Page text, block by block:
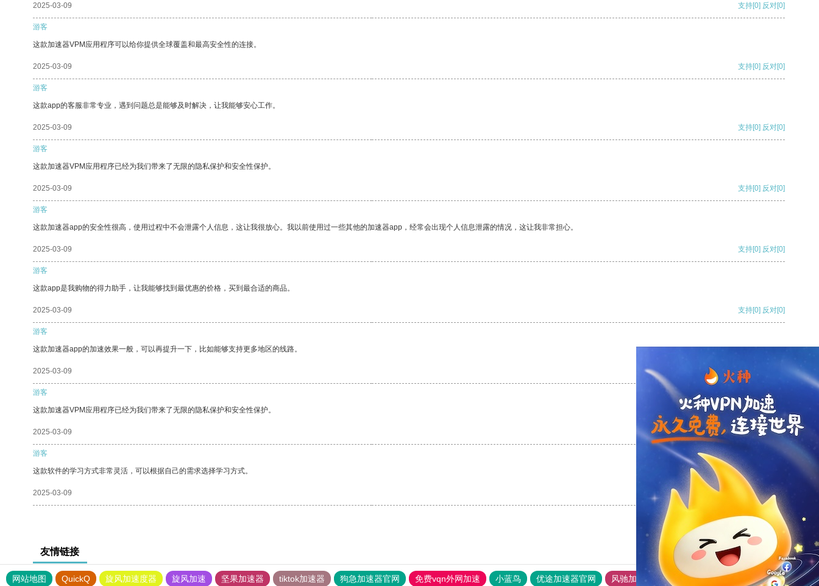
2025-03-09 支持[0] 反对[0]
游客
这款加速器VPM应用程序可以给你提供全球覆盖和最高安全性的连接。
2025-03-09 支持[0] 反对[0]
游客
这款app的客服非常专业，遇到问题总是能够及时解决，让我能够安心工作。
2025-03-09 支持[0] 反对[0]
游客
这款加速器VPM应用程序已经为我们带来了无限的隐私保护和安全性保护。
2025-03-09 支持[0] 反对[0]
游客
这款加速器app的安全性很高，使用过程中不会泄露个人信息，这让我很放心。我以前使用过一些其他的加速器app，经常会出现个人信息泄露的情况，这让我非常担心。
2025-03-09 支持[0] 反对[0]
游客
这款app是我购物的得力助手，让我能够找到最优惠的价格，买到最合适的商品。
2025-03-09 支持[0] 反对[0]
游客
这款加速器app的加速效果一般，可以再提升一下，比如能够支持更多地区的线路。
2025-03-09 支持
游客
这款加速器VPM应用程序已经为我们带来了无限的隐私保护和安全性保护。
2025-03-09 支持[0] 反对[0]
游客
这款软件的学习方式非常灵活，可以根据自己的需求选择学习方式。
2025-03-09 支持[0] 反对[0]
友情链接
网站地图 QuickQ 旋风加速度器 旋风加速 坚果加速器 tiktok加速器 狗急加速器官网 免费vqn外网加速 小蓝鸟 优途加速器官网 风驰加速器 旋风加速器